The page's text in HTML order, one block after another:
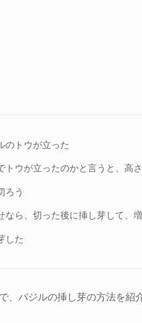
のトウが立った
トウが立ったのかと言うと、高
ろう
なら、切った後に挿し芽して、
した
、バジルの挿し芽の方法を紹